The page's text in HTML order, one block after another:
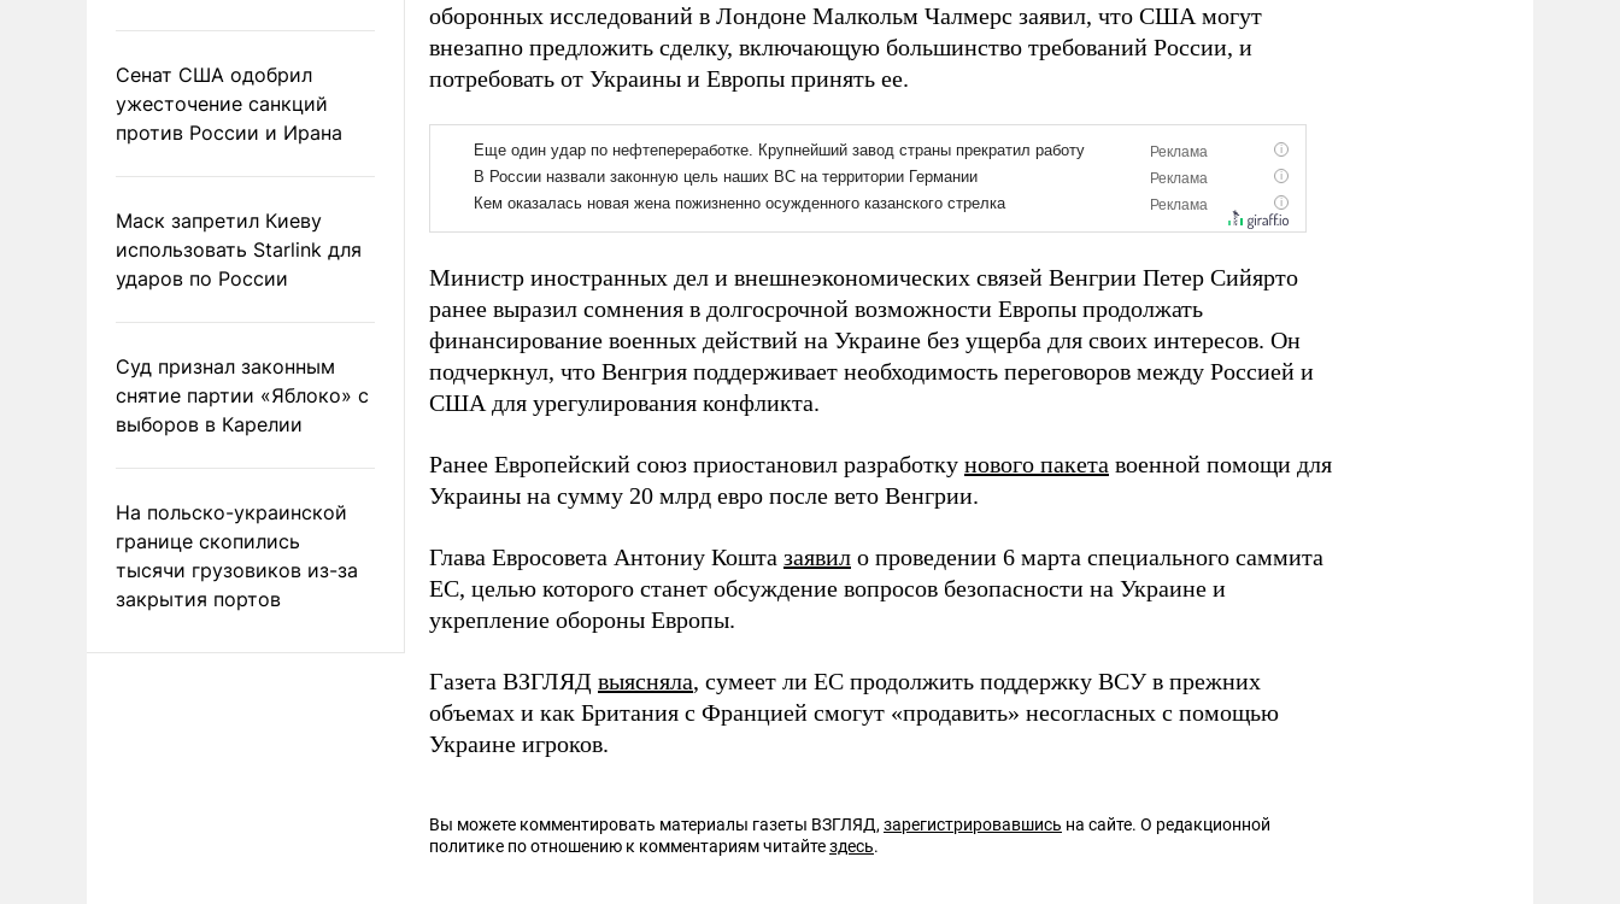
Сенат США одобрил
ужесточение санкций
против России и Ирана
Маск запретил Киеву
использовать Starlink для
ударов по России
Суд признал законным
снятие партии «Яблоко» с
выборов в Карелии
На польско-украинской
границе скопились
тысячи грузовиков из-за
закрытия портов
оборонных исследований в Лондоне Малкольм Чалмерс заявил, что США могут
внезапно предложить сделку, включающую большинство требований России, и
потребовать от Украины и Европы принять ее.
Министр иностранных дел и внешнеэкономических связей Венгрии Петер Сийярто
ранее выразил сомнения в долгосрочной возможности Европы продолжать
финансирование военных действий на Украине без ущерба для своих интересов. Он
подчеркнул, что Венгрия поддерживает необходимость переговоров между Россией и
США для урегулирования конфликта.
Ранее Европейский союз приостановил разработку нового пакета военной помощи для
Украины на сумму 20 млрд евро после вето Венгрии.
Глава Евросовета Антониу Кошта заявил о проведении 6 марта специального саммита
ЕС, целью которого станет обсуждение вопросов безопасности на Украине и
укрепление обороны Европы.
Газета ВЗГЛЯД выясняла, сумеет ли ЕС продолжить поддержку ВСУ в прежних
объемах и как Британия с Францией смогут «продавить» несогласных с помощью
Украине игроков.
Вы можете комментировать материалы газеты ВЗГЛЯД,зарегистрировавшись на сайте. О редакционной
политике по отношению к комментариям читайтездесь.